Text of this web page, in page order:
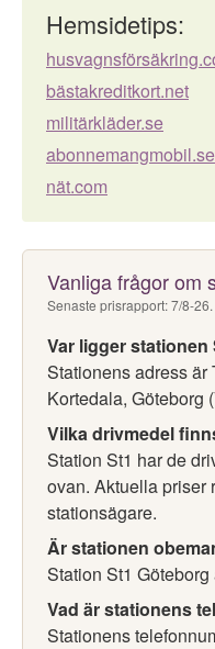
Hemsidetips:
bästakreditkort.net
militärkläder.se
abonnemangmobil.se
nät.com
Vanliga frågor om
Senaste prisrapport: 7/8-26.
Var ligger stationen
Stationens adress
Kortedala, Göteborg
Vilka drivmedel
Station St1 har de
ovan. Aktuella priser
stationsägare.
Är stationen
Station St1
Vad är stationens
Stationens